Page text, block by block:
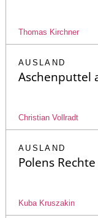
Thomas Kirchner
AUSLAND
Aschenputtel
Christian Vollradt
AUSLAND
Polens
Kuba Kruszakin